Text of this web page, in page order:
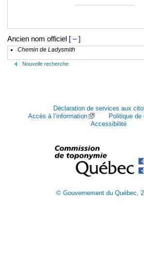
Ancien nom officiel [ – ]
Chemin de Ladysmith
Nouvelle recherche
Déclaration de services aux
Accès à l’information
Politique de
Accessibilité
© Gouvernement du Québec,